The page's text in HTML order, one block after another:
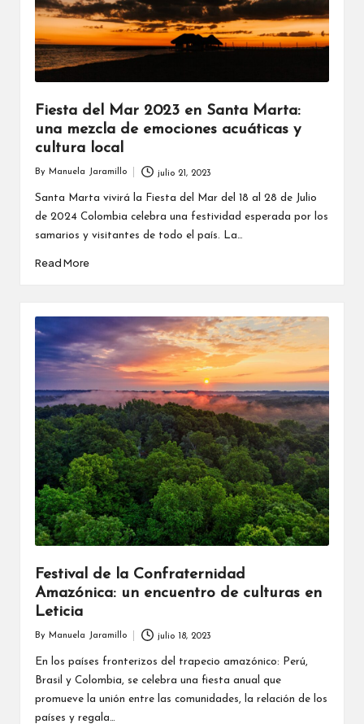
Fiesta del Mar 2023 en Santa Marta:
una mezcla de emociones acuáticas y
cultura local
Posted
By Manuela Jaramillo julio 21, 2023
Santa Marta vivirá la Fiesta del Mar del 18 al 28 de Julio
de 2024 Colombia celebra una festividad esperada por los
samarios y visitantes de todo el país. La…
Read More
Festival de la Confraternidad
Amazónica: un encuentro de culturas en
Leticia
Posted
By Manuela Jaramillo julio 18, 2023
En los países fronterizos del trapecio amazónico: Perú,
Brasil y Colombia, se celebra una fiesta anual que
promueve la unión entre las comunidades, la relación de los
países y regala…